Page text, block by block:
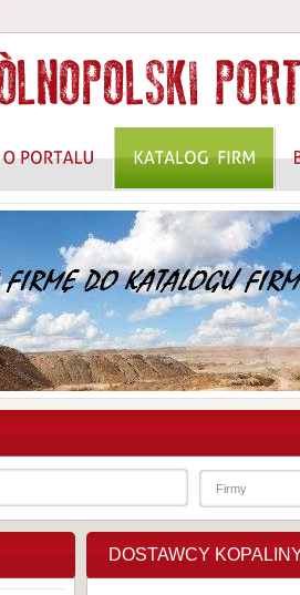
KOMPLEKSOWE ROZWIĄZANIA W ZAKRESIE
DOSTAWCY